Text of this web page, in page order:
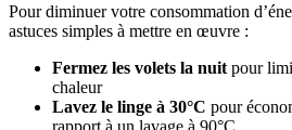
Pour diminuer votre consommation
astuces simples à mettre en œuvre :
Fermez les volets la nuit pour
chaleur
Lavez le linge à 30°C pour
rapport à un lavage à 90°C.